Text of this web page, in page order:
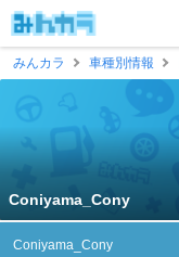
みんカラ
車種別情報
Coniyama_Cony
Coniyama_Cony